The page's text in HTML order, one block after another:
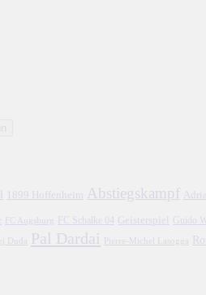
1899 Hoffenheim Abstiegskampf
FC Schalke 04 Geisterspiel Guido
Pal Dardai Pierre-Michel Lasogga